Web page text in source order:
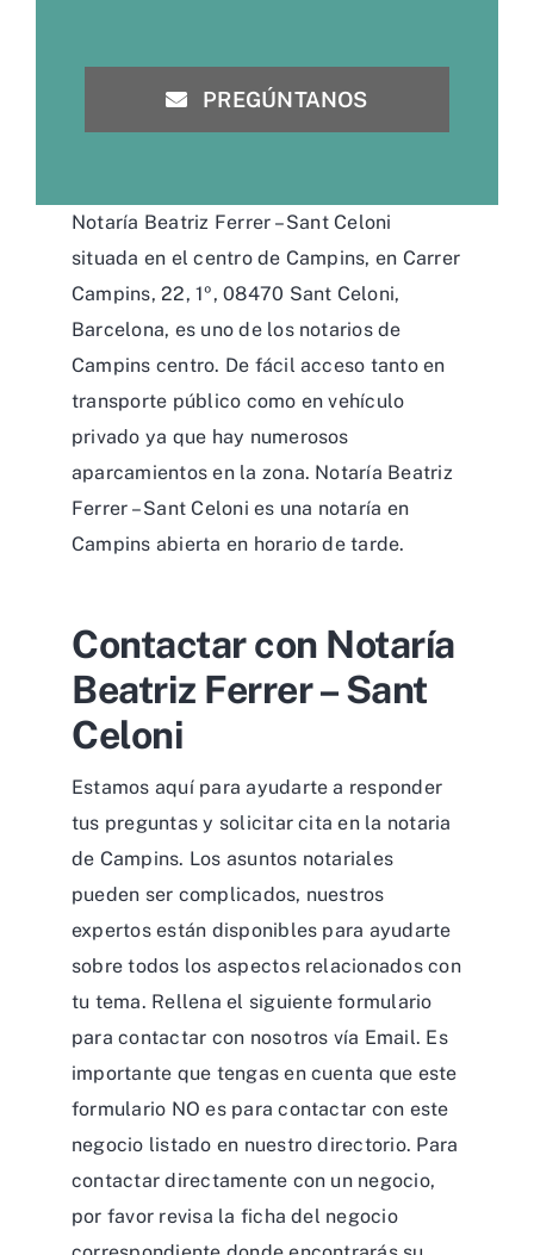
PREGÚNTANOS
Notaría Beatriz Ferrer – Sant Celoni
situada en el centro de Campins, en Carrer
Campins, 22, 1º, 08470 Sant Celoni,
Barcelona, es uno de los notarios de
Campins centro. De fácil acceso tanto en
transporte público como en vehículo
privado ya que hay numerosos
aparcamientos en la zona. Notaría Beatriz
Ferrer – Sant Celoni es una notaría en
Campins abierta en horario de tarde.
Contactar con Notaría
Beatriz Ferrer – Sant
Celoni
Estamos aquí para ayudarte a responder
tus preguntas y solicitar cita en la notaria
de Campins. Los asuntos notariales
pueden ser complicados, nuestros
expertos están disponibles para ayudarte
sobre todos los aspectos relacionados con
tu tema. Rellena el siguiente formulario
para contactar con nosotros vía Email. Es
importante que tengas en cuenta que este
formulario NO es para contactar con este
negocio listado en nuestro directorio. Para
contactar directamente con un negocio,
por favor revisa la ficha del negocio